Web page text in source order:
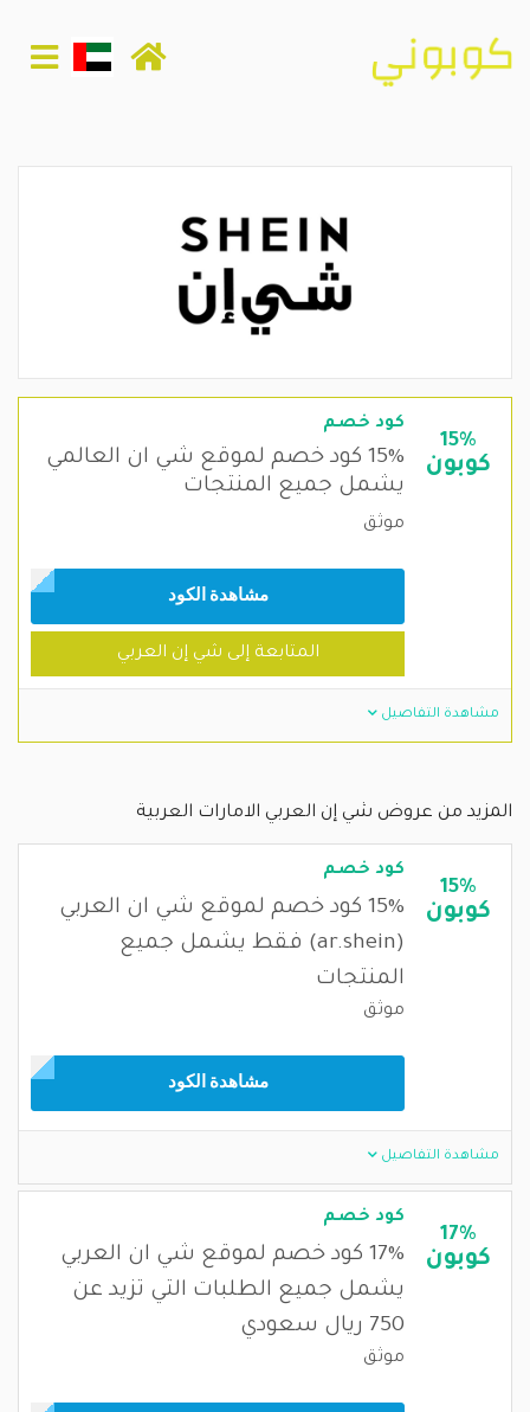
15%
كوبون
كود خصم
15% كود خصم لموقع شي ان العالمي
يشمل جميع المنتجات
موثق
مشاهدة الكود
المتابعة إلى شي إن العربي
مشاهدة التفاصيل
المزيد من عروض شي إن العربي الامارات العربية
15%
كوبون
كود خصم
15% كود خصم لموقع شي ان العربي
(ar.shein) فقط يشمل جميع
المنتجات
موثق
مشاهدة الكود
مشاهدة التفاصيل
17%
كوبون
كود خصم
17% كود خصم لموقع شي ان العربي
يشمل جميع الطلبات التي تزيد عن
750 ريال سعودي
موثق